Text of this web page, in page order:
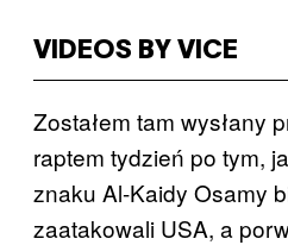
VIDEOS BY VICE
Zostałem tam wysłany
raptem tydzień po tym,
znaku Al-Kaidy Osamy
zaatakowali USA, a